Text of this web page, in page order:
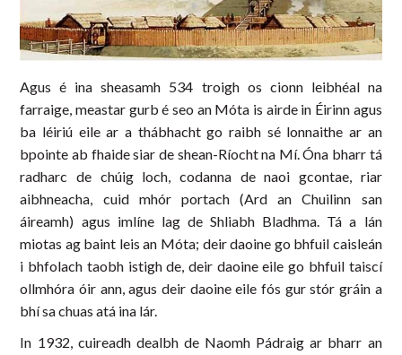
Agus é ina sheasamh 534 troigh os cionn leibhéal na
farraige, meastar gurb é seo an Móta is airde in Éirinn agus
ba léiriú eile ar a thábhacht go raibh sé lonnaithe ar an
bpointe ab fhaide siar de shean-Ríocht na Mí. Óna bharr tá
radharc de chúig loch, codanna de naoi gcontae, riar
aibhneacha, cuid mhór portach (Ard an Chuilinn san
áireamh) agus imlíne lag de Shliabh Bladhma. Tá a lán
miotas ag baint leis an Móta; deir daoine go bhfuil caisleán
i bhfolach taobh istigh de, deir daoine eile go bhfuil taiscí
ollmhóra óir ann, agus deir daoine eile fós gur stór gráin a
bhí sa chuas atá ina lár.
In 1932, cuireadh dealbh de Naomh Pádraig ar bharr an